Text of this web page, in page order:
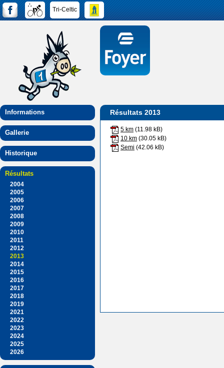
Tri-Celtic
Informations
Gallerie
Historique
Résultats
2004
2005
2006
2007
2008
2009
2010
2011
2012
2013
2014
2015
2016
2017
2018
2019
2021
2022
2023
2024
2025
2026
Résultats 2013
5 km (11.98 kB)
10 km (30.05 kB)
Semi (42.06 kB)